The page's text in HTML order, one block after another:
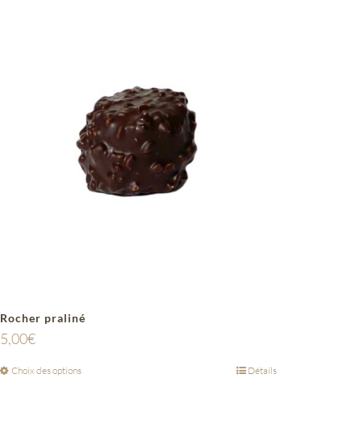
Rocher praliné
5,00€
Choix des options Détails